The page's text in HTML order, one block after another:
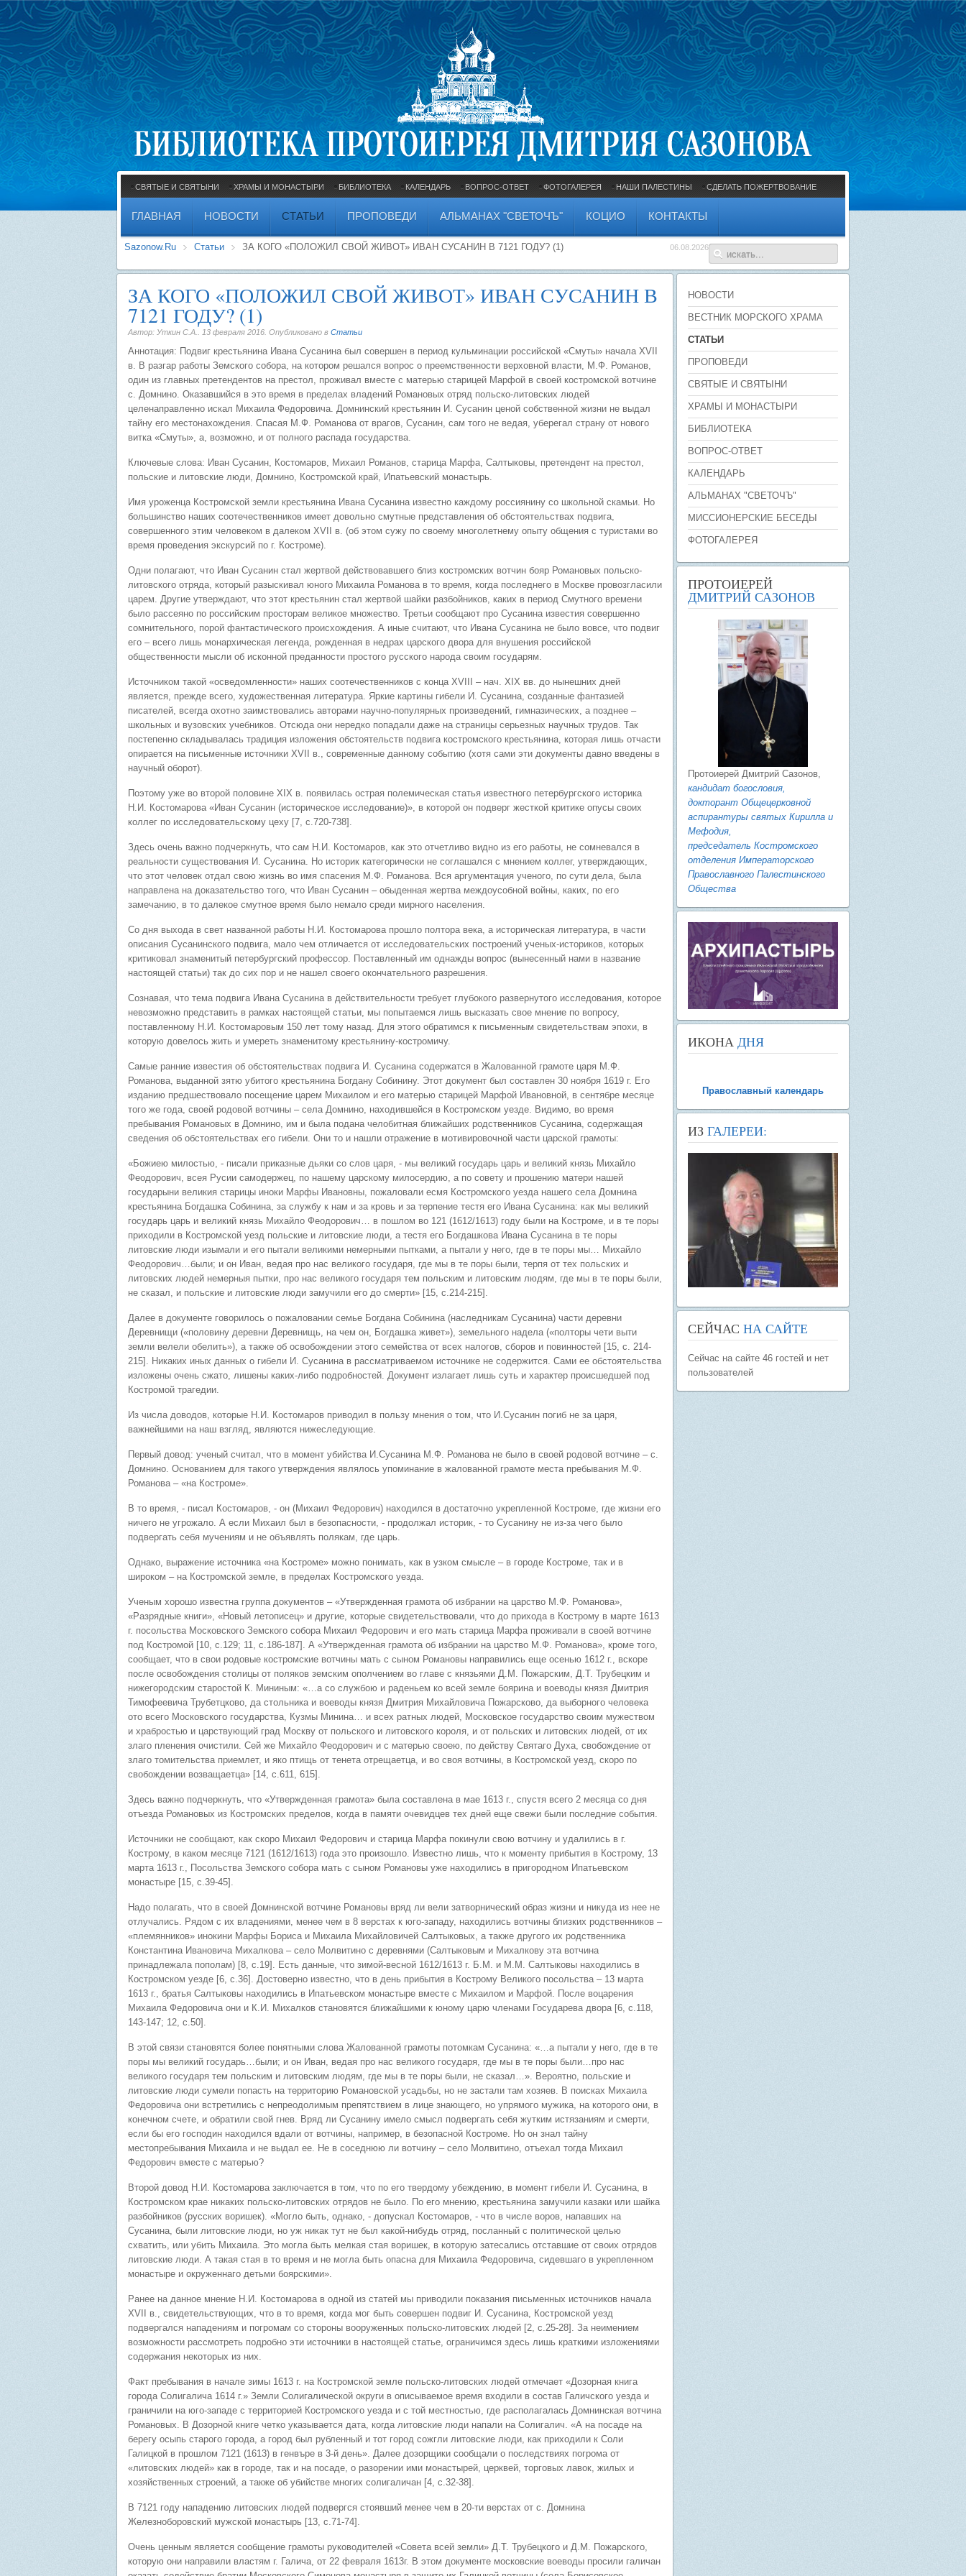
СВЯТЫЕ И СВЯТЫНИ ХРАМЫ И МОНАСТЫРИ БИБЛИОТЕКА КАЛЕНДАРЬ ВОПРОС-ОТВЕТ ФОТОГАЛЕРЕЯ НАШИ ПАЛЕСТИНЫ СДЕЛАТЬ ПОЖЕРТВОВАНИЕ
ГЛАВНАЯ НОВОСТИ СТАТЬИ ПРОПОВЕДИ АЛЬМАНАХ "СВЕТОЧЪ" КОЦИО КОНТАКТЫ
06.08.2026
Sazonow.Ru Статьи ЗА КОГО «ПОЛОЖИЛ СВОЙ ЖИВОТ» ИВАН СУСАНИН В 7121 ГОДУ? (1)
ЗА КОГО «ПОЛОЖИЛ СВОЙ ЖИВОТ» ИВАН СУСАНИН В
7121 ГОДУ? (1)
Автор: Уткин С.А.. 13 февраля 2016 . Опубликовано в Статьи
Аннотация: Подвиг крестьянина Ивана Сусанина был совершен в период кульминации российской «Смуты» начала XVII
в. В разгар работы Земского собора, на котором решался вопрос о преемственности верховной власти, М.Ф. Романов,
один из главных претендентов на престол, проживал вместе с матерью старицей Марфой в своей костромской вотчине
с. Домнино. Оказавшийся в это время в пределах владений Романовых отряд польско-литовских людей
целенаправленно искал Михаила Федоровича. Домнинский крестьянин И. Сусанин ценой собственной жизни не выдал
тайну его местонахождения. Спасая М.Ф. Романова от врагов, Сусанин, сам того не ведая, уберегал страну от нового
витка «Смуты», а, возможно, и от полного распада государства.
Ключевые слова: Иван Сусанин, Костомаров, Михаил Романов, старица Марфа, Салтыковы, претендент на престол,
польские и литовские люди, Домнино, Костромской край, Ипатьевский монастырь.
Имя уроженца Костромской земли крестьянина Ивана Сусанина известно каждому россиянину со школьной скамьи. Но
большинство наших соотечественников имеет довольно смутные представления об обстоятельствах подвига,
совершенного этим человеком в далеком XVII в. (об этом сужу по своему многолетнему опыту общения с туристами во
время проведения экскурсий по г. Костроме).
Одни полагают, что Иван Сусанин стал жертвой действовавшего близ костромских вотчин бояр Романовых польско-
литовского отряда, который разыскивал юного Михаила Романова в то время, когда последнего в Москве провозгласили
царем. Другие утверждают, что этот крестьянин стал жертвой шайки разбойников, каких в период Смутного времени
было рассеяно по российским просторам великое множество. Третьи сообщают про Сусанина известия совершенно
сомнительного, порой фантастического происхождения. А иные считают, что Ивана Сусанина не было вовсе, что подвиг
его – всего лишь монархическая легенда, рожденная в недрах царского двора для внушения российской
общественности мысли об исконной преданности простого русского народа своим государям.
Источником такой «осведомленности» наших соотечественников с конца XVIII – нач. XIX вв. до нынешних дней
является, прежде всего, художественная литература. Яркие картины гибели И. Сусанина, созданные фантазией
писателей, всегда охотно заимствовались авторами научно-популярных произведений, гимназических, а позднее –
школьных и вузовских учебников. Отсюда они нередко попадали даже на страницы серьезных научных трудов. Так
постепенно складывалась традиция изложения обстоятельств подвига костромского крестьянина, которая лишь отчасти
опирается на письменные источники XVII в., современные данному событию (хотя сами эти документы давно введены в
научный оборот).
Поэтому уже во второй половине XIX в. появилась острая полемическая статья известного петербургского историка
Н.И. Костомарова «Иван Сусанин (историческое исследование)», в которой он подверг жесткой критике опусы своих
коллег по исследовательскому цеху [7, с.720-738].
Здесь очень важно подчеркнуть, что сам Н.И. Костомаров, как это отчетливо видно из его работы, не сомневался в
реальности существования И. Сусанина. Но историк категорически не соглашался с мнением коллег, утверждающих,
что этот человек отдал свою жизнь во имя спасения М.Ф. Романова. Вся аргументация ученого, по сути дела, была
направлена на доказательство того, что Иван Сусанин – обыденная жертва междоусобной войны, каких, по его
замечанию, в то далекое смутное время было немало среди мирного населения.
Со дня выхода в свет названной работы Н.И. Костомарова прошло полтора века, а историческая литература, в части
описания Сусанинского подвига, мало чем отличается от исследовательских построений ученых-историков, которых
критиковал знаменитый петербургский профессор. Поставленный им однажды вопрос (вынесенный нами в название
настоящей статьи) так до сих пор и не нашел своего окончательного разрешения.
Сознавая, что тема подвига Ивана Сусанина в действительности требует глубокого развернутого исследования, которое
невозможно представить в рамках настоящей статьи, мы попытаемся лишь высказать свое мнение по вопросу,
поставленному Н.И. Костомаровым 150 лет тому назад. Для этого обратимся к письменным свидетельствам эпохи, в
которую довелось жить и умереть знаменитому крестьянину-костромичу.
Самые ранние известия об обстоятельствах подвига И. Сусанина содержатся в Жалованной грамоте царя М.Ф.
Романова, выданной зятю убитого крестьянина Богдану Собинину. Этот документ был составлен 30 ноября 1619 г. Его
изданию предшествовало посещение царем Михаилом и его матерью старицей Марфой Ивановной, в сентябре месяце
того же года, своей родовой вотчины – села Домнино, находившейся в Костромском уезде. Видимо, во время
пребывания Романовых в Домнино, им и была подана челобитная ближайших родственников Сусанина, содержащая
сведения об обстоятельствах его гибели. Они то и нашли отражение в мотивировочной части царской грамоты:
«Божиею милостью, - писали приказные дьяки со слов царя, - мы великий государь царь и великий князь Михайло
Феодорович, всея Русии самодержец, по нашему царскому милосердию, а по совету и прошению матери нашей
государыни великия старицы иноки Марфы Ивановны, пожаловали есмя Костромского уезда нашего села Домнина
крестьянина Богдашка Собинина, за службу к нам и за кровь и за терпение тестя его Ивана Сусанина: как мы великий
государь царь и великий князь Михайло Феодорович… в пошлом во 121 (1612/1613) году были на Костроме, и в те поры
приходили в Костромской уезд польские и литовские люди, а тестя его Богдашкова Ивана Сусанина в те поры
литовские люди изымали и его пытали великими немерными пытками, а пытали у него, где в те поры мы… Михайло
Феодорович…были; и он Иван, ведая про нас великого государя, где мы в те поры были, терпя от тех польских и
литовских людей немерныя пытки, про нас великого государя тем польским и литовским людям, где мы в те поры были,
не сказал, и польские и литовские люди замучили его до смерти» [15, с.214-215].
Далее в документе говорилось о пожаловании семье Богдана Собинина (наследникам Сусанина) части деревни
Деревнищи («половину деревни Деревнищь, на чем он, Богдашка живет»), земельного надела («полторы чети выти
земли велели обелить»), а также об освобождении этого семейства от всех налогов, сборов и повинностей [15, с. 214-
215]. Никаких иных данных о гибели И. Сусанина в рассматриваемом источнике не содержится. Сами ее обстоятельства
изложены очень сжато, лишены каких-либо подробностей. Документ излагает лишь суть и характер происшедшей под
Костромой трагедии.
Из числа доводов, которые Н.И. Костомаров приводил в пользу мнения о том, что И.Сусанин погиб не за царя,
важнейшими на наш взгляд, являются нижеследующие.
Первый довод: ученый считал, что в момент убийства И.Сусанина М.Ф. Романова не было в своей родовой вотчине – с.
Домнино. Основанием для такого утверждения являлось упоминание в жалованной грамоте места пребывания М.Ф.
Романова – «на Костроме».
В то время, - писал Костомаров, - он (Михаил Федорович) находился в достаточно укрепленной Костроме, где жизни его
ничего не угрожало. А если Михаил был в безопасности, - продолжал историк, - то Сусанину не из-за чего было
подвергать себя мучениям и не объявлять полякам, где царь.
Однако, выражение источника «на Костроме» можно понимать, как в узком смысле – в городе Костроме, так и в
широком – на Костромской земле, в пределах Костромского уезда.
Ученым хорошо известна группа документов – «Утвержденная грамота об избрании на царство М.Ф. Романова»,
«Разрядные книги», «Новый летописец» и другие, которые свидетельствовали, что до прихода в Кострому в марте 1613
г. посольства Московского Земского собора Михаил Федорович и его мать старица Марфа проживали в своей вотчине
под Костромой [10, с.129; 11, с.186-187]. А «Утвержденная грамота об избрании на царство М.Ф. Романова», кроме того,
сообщает, что в свои родовые костромские вотчины мать с сыном Романовы направились еще осенью 1612 г., вскоре
после освобождения столицы от поляков земским ополчением во главе с князьями Д.М. Пожарским, Д.Т. Трубецким и
нижегородским старостой К. Мининым: «…а со службою и раденьем ко всей земле боярина и воеводы князя Дмитрия
Тимофеевича Трубетцково, да стольника и воеводы князя Дмитрия Михайловича Пожарсково, да выборного человека
ото всего Московского государства, Кузмы Минина… и всех ратных людей, Московское государство своим мужеством
и храбростью и царствующий град Москву от польского и литовского короля, и от польских и литовских людей, от их
злаго пленения очистили. Сей же Михайло Феодорович и с матерью своею, по действу Святаго Духа, свобождение от
злаго томительства приемлет, и яко птищь от тенета отрещаетца, и во своя вотчины, в Костромской уезд, скоро по
свобождении возващаетца» [14, с.611, 615].
Здесь важно подчеркнуть, что «Утвержденная грамота» была составлена в мае 1613 г., спустя всего 2 месяца со дня
отъезда Романовых из Костромских пределов, когда в памяти очевидцев тех дней еще свежи были последние события.
Источники не сообщают, как скоро Михаил Федорович и старица Марфа покинули свою вотчину и удалились в г.
Кострому, в каком месяце 7121 (1612/1613) года это произошло. Известно лишь, что к моменту прибытия в Кострому, 13
марта 1613 г., Посольства Земского собора мать с сыном Романовы уже находились в пригородном Ипатьевском
монастыре [15, с.39-45].
Надо полагать, что в своей Домнинской вотчине Романовы вряд ли вели затворнический образ жизни и никуда из нее не
отлучались. Рядом с их владениями, менее чем в 8 верстах к юго-западу, находились вотчины близких родственников –
«племянников» инокини Марфы Бориса и Михаила Михайловичей Салтыковых, а также другого их родственника
Константина Ивановича Михалкова – село Молвитино с деревнями (Салтыковым и Михалкову эта вотчина
принадлежала пополам) [8, с.19]. Есть данные, что зимой-весной 1612/1613 г. Б.М. и М.М. Салтыковы находились в
Костромском уезде [6, с.36]. Достоверно известно, что в день прибытия в Кострому Великого посольства – 13 марта
1613 г., братья Салтыковы находились в Ипатьевском монастыре вместе с Михаилом и Марфой. После воцарения
Михаила Федоровича они и К.И. Михалков становятся ближайшими к юному царю членами Государева двора [6, с.118,
143-147; 12, с.50].
В этой связи становятся более понятными слова Жалованной грамоты потомкам Сусанина: «…а пытали у него, где в те
поры мы великий государь…были; и он Иван, ведая про нас великого государя, где мы в те поры были…про нас
великого государя тем польским и литовским людям, где мы в те поры были, не сказал…». Вероятно, польские и
литовские люди сумели попасть на территорию Романовской усадьбы, но не застали там хозяев. В поисках Михаила
Федоровича они встретились с непреодолимым препятствием в лице знающего, но упрямого мужика, на которого они, в
конечном счете, и обратили свой гнев. Вряд ли Сусанину имело смысл подвергать себя жутким истязаниям и смерти,
если бы его господин находился вдали от вотчины, например, в безопасной Костроме. Но он знал тайну
местопребывания Михаила и не выдал ее. Не в соседнюю ли вотчину – село Молвитино, отъехал тогда Михаил
Федорович вместе с матерью?
Второй довод Н.И. Костомарова заключается в том, что по его твердому убеждению, в момент гибели И. Сусанина, в
Костромском крае никаких польско-литовских отрядов не было. По его мнению, крестьянина замучили казаки или шайка
разбойников (русских воришек). «Могло быть, однако, - допускал Костомаров, - что в числе воров, напавших на
Сусанина, были литовские люди, но уж никак тут не был какой-нибудь отряд, посланный с политической целью
схватить, или убить Михаила. Это могла быть мелкая стая воришек, в которую затесались отставшие от своих отрядов
литовские люди. А такая стая в то время и не могла быть опасна для Михаила Федоровича, сидевшаго в укрепленном
монастыре и окруженнаго детьми боярскими».
Ранее на данное мнение Н.И. Костомарова в одной из статей мы приводили показания письменных источников начала
XVII в., свидетельствующих, что в то время, когда мог быть совершен подвиг И. Сусанина, Костромской уезд
подвергался нападениям и погромам со стороны вооруженных польско-литовских людей [2, с.25-28]. За неимением
возможности рассмотреть подробно эти источники в настоящей статье, ограничимся здесь лишь краткими изложениями
содержания некоторых из них.
Факт пребывания в начале зимы 1613 г. на Костромской земле польско-литовских людей отмечает «Дозорная книга
города Солигалича 1614 г.» Земли Солигалической округи в описываемое время входили в состав Галичского уезда и
граничили на юго-западе с территорией Костромского уезда и с той местностью, где располагалась Домнинская вотчина
Романовых. В Дозорной книге четко указывается дата, когда литовские люди напали на Солигалич. «А на посаде на
берегу осыпь старого города, а город был рубленный и тот город сожгли литовские люди, как приходили к Соли
Галицкой в прошлом 7121 (1613) в генвъре в 3-й день». Далее дозорщики сообщали о последствиях погрома от
«литовских людей» как в городе, так и на посаде, о разорении ими монастырей, церквей, торговых лавок, жилых и
хозяйственных строений, а также об убийстве многих солигаличан [4, с.32-38].
В 7121 году нападению литовских людей подвергся стоявший менее чем в 20-ти верстах от с. Домнина
Железноборовский мужской монастырь [13, с.71-74].
Очень ценным является сообщение грамоты руководителей «Совета всей земли» Д.Т. Трубецкого и Д.М. Пожарского,
которую они направили властям г. Галича, от 22 февраля 1613г. В этом документе московские воеводы просили галичан
НОВОСТИ
ВЕСТНИК МОРСКОГО ХРАМА
СТАТЬИ
ПРОПОВЕДИ
СВЯТЫЕ И СВЯТЫНИ
ХРАМЫ И МОНАСТЫРИ
БИБЛИОТЕКА
ВОПРОС-ОТВЕТ
КАЛЕНДАРЬ
АЛЬМАНАХ "СВЕТОЧЪ"
МИССИОНЕРСКИЕ БЕСЕДЫ
ФОТОГАЛЕРЕЯ
ПРОТОИЕРЕЙ
ДМИТРИЙ САЗОНОВ
Протоиерей Дмитрий Сазонов,
кандидат богословия,
докторант Общецерковной
аспирантуры святых Кирилла и
Мефодия,
председатель Костромского
отделения Императорского
Православного Палестинского
Общества
ИКОНА ДНЯ
Православный календарь
ИЗ ГАЛЕРЕИ:
СЕЙЧАС НА САЙТЕ
Сейчас на сайте 46 гостей и нет
пользователей